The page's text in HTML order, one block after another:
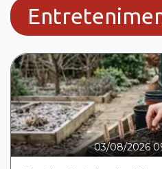
03/08/2026